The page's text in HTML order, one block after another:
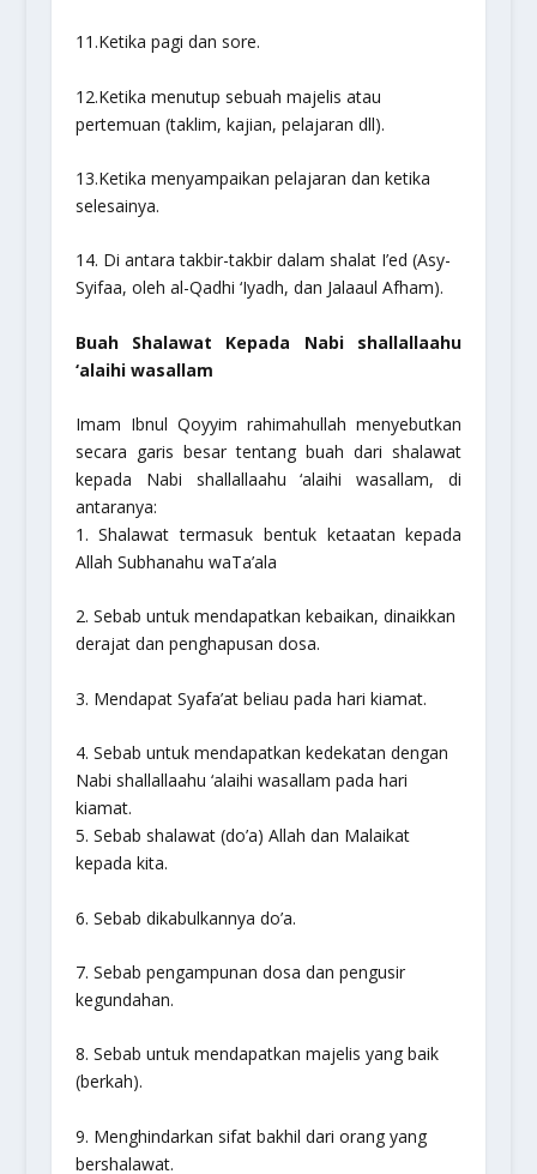
11.Ketika pagi dan sore.
12.Ketika menutup sebuah majelis atau
pertemuan (taklim, kajian, pelajaran dll).
13.Ketika menyampaikan pelajaran dan ketika
selesainya.
14. Di antara takbir-takbir dalam shalat I’ed (Asy-
Syifaa, oleh al-Qadhi ‘Iyadh, dan Jalaaul Afham).
Buah Shalawat Kepada Nabi shallallaahu
‘alaihi wasallam
Imam Ibnul Qoyyimrahimahullah menyebutkan
secara garis besar tentang buah dari shalawat
kepada Nabi shallallaahu ‘alaihi wasallam, di
antaranya:
1. Shalawat termasuk bentuk ketaatan kepada
Allah Subhanahu waTa’ala
2. Sebab untuk mendapatkan kebaikan, dinaikkan
derajat dan penghapusan dosa.
3. Mendapat Syafa’at beliau pada hari kiamat.
4. Sebab untuk mendapatkan kedekatan dengan
Nabi shallallaahu ‘alaihi wasallam pada hari
kiamat.
5. Sebab shalawat (do’a) Allah dan Malaikat
kepada kita.
6. Sebab dikabulkannya do’a.
7. Sebab pengampunan dosa dan pengusir
kegundahan.
8. Sebab untuk mendapatkan majelis yang baik
(berkah).
9. Menghindarkan sifat bakhil dari orang yang
bershalawat.